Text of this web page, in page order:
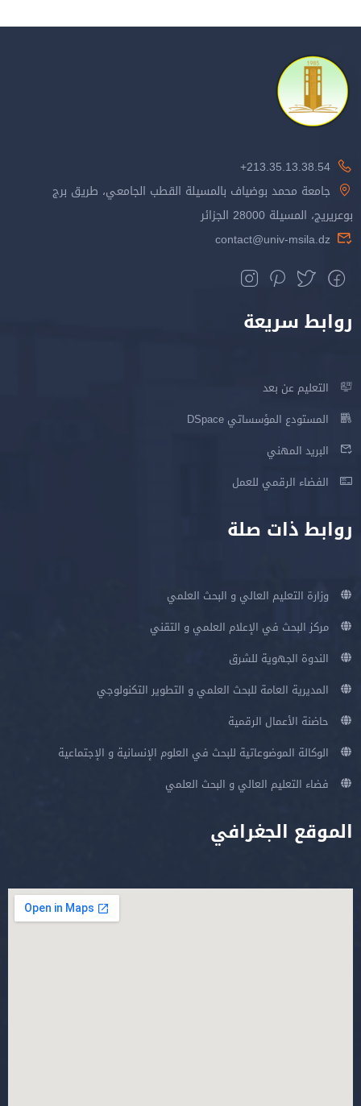
213.35.13.38.54+
جامعة محمد بوضياف بالمسيلة القطب الجامعي، طريق برج
بوعريريج، المسيلة 28000 الجزائر
contact@univ-msila.dz
روابط سريعة
التعليم عن بعد
المستودع المؤسساتي DSpace
البريد المهني
الفضاء الرقمي للعمل
روابط ذات صلة
وزارة التعليم العالي و البحث العلمي
مركز البحث في الإعلام العلمي و التقني
الندوة الجهوية للشرق
المديرية العامة للبحث العلمي و التطوير التكنولوجي
حاضنة الأعمال الرقمية
الوكالة الموضوعاتية للبحث في العلوم الإنسانية و الإجتماعية
فضاء التعليم العالي و البحث العلمي
الموقع الجغرافي